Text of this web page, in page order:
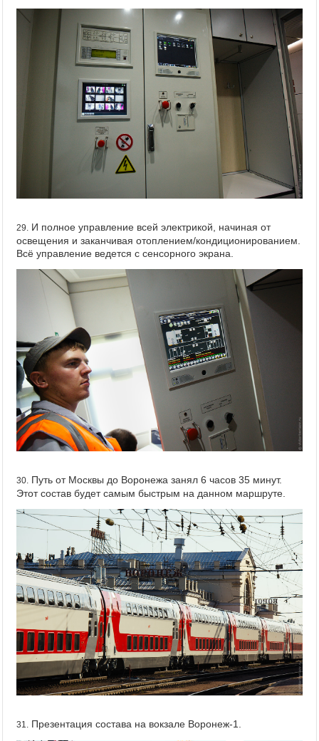
29.
И полное управление всей электрикой, начиная от
освещения и заканчивая отоплением/кондиционированием.
Всё управление ведется с сенсорного экрана.
30. Путь от Москвы до Воронежа занял 6 часов 35 минут.
Этот состав будет самым быстрым на данном маршруте.
31. Презентация состава на вокзале Воронеж-1.